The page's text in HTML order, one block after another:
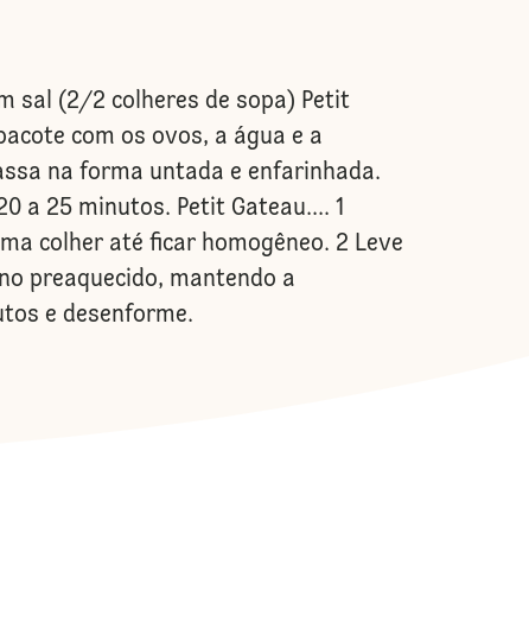
sal (2/2 colheres de sopa) Petit
com os ovos, a água e a
na forma untada e enfarinhada.
a 25 minutos. Petit Gateau.... 1
colher até ficar homogêneo. 2 Leve
preaquecido, mantendo a
e desenforme.